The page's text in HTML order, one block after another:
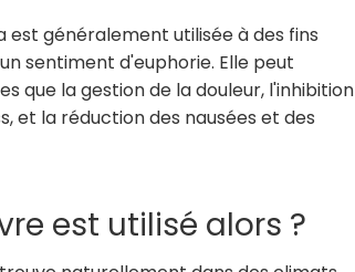
est généralement utilisée à des fins
sentiment d'euphorie. Elle peut
que la gestion de la douleur, l'inhibition
et la réduction des nausées et des
est utilisé alors ?